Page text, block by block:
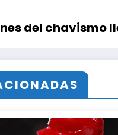
del chavismo